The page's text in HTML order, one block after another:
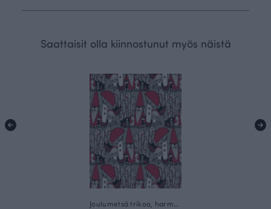
Saattaisit olla kiinnostunut myös näistä